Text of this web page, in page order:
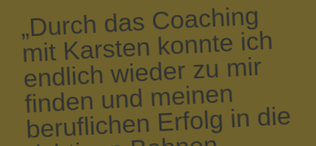
„Durch das Coaching
mit Karsten konnte ich
endlich wieder zu mir
finden und meinen
beruflichen Erfolg in die